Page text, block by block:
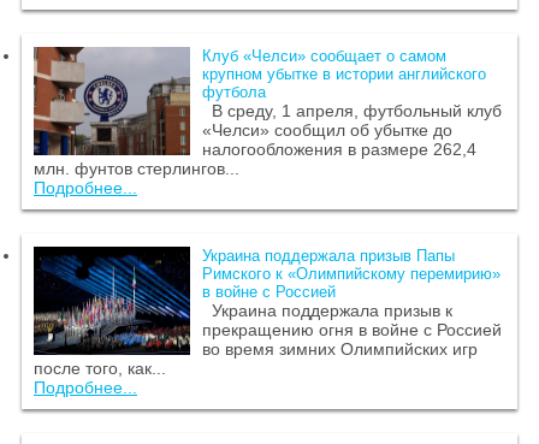
Клуб «Челси» сообщает о самом
крупном убытке в истории английского
футбола
В среду, 1 апреля, футбольный клуб
«Челси» сообщил об убытке до
налогообложения в размере 262,4
млн. фунтов стерлингов...
Подробнее...
Украина поддержала призыв Папы
Римского к «Олимпийскому перемирию»
в войне с Россией
Украина поддержала призыв к
прекращению огня в войне с Россией
во время зимних Олимпийских игр
после того, как...
Подробнее...